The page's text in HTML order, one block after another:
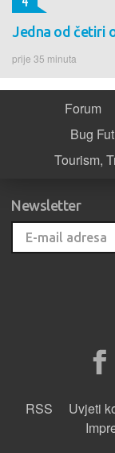
Jedna od četiri
prije 35 minuta
Forum
Bug
Tourism,
Newsletter
RSS Uvjeti